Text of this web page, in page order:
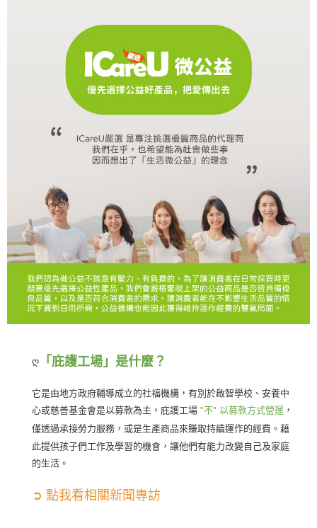
ღ 「庇護工場」是什麼？
它是由地方政府輔導成立的社福機構，有別於啟智學校、安養中
心或慈善基金會是以募款為主，庇護工場 "不" 以募款方式營運 ，
僅透過承接勞力服務，或是生產商品來賺取持續運作的經費。藉
此提供孩子們工作及學習的機會，讓他們有能力改變自己及家庭
的生活。
➲ 點我看相關新聞專訪